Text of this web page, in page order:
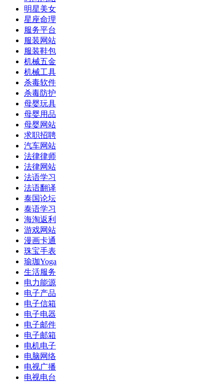
明星美女
星座命理
服务平台
服装网站
服装鞋包
机械五金
机械工具
杀毒软件
杀毒防护
母婴玩具
母婴用品
母婴网站
求职招聘
汽车网站
法律律师
法律网站
法语学习
法语翻译
泰国论坛
泰语学习
海淘返利
游戏网站
漫画卡通
珠宝手表
瑜珈Yoga
生活服务
电力能源
电子产品
电子信箱
电子电器
电子邮件
电子邮箱
电机电子
电脑网络
电视广播
电视电台